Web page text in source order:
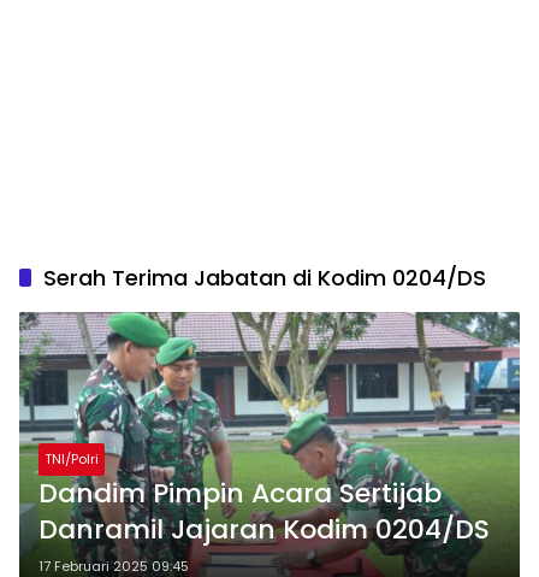
Serah Terima Jabatan di Kodim 0204/DS
TNI/Polri
Dandim Pimpin Acara Sertijab
Danramil Jajaran Kodim 0204/DS
17 Februari 2025 09:45